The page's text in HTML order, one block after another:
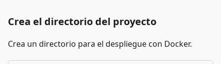
Crea el directorio del proyecto
Crea un directorio para el despliegue con Docker.